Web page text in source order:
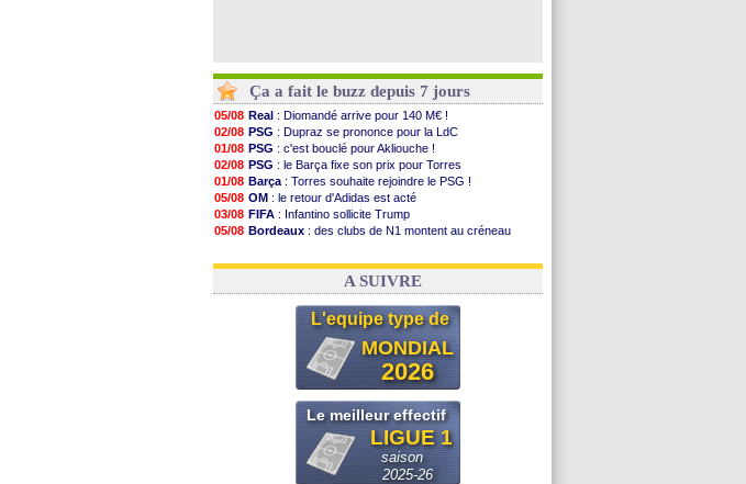
Ça a fait le buzz depuis 7 jours
05/08 Real : Diomandé arrive pour 140 M€ !
02/08 PSG : Dupraz se prononce pour la LdC
01/08 PSG : c'est bouclé pour Akliouche !
02/08 PSG : le Barça fixe son prix pour Torres
01/08 Barça : Torres souhaite rejoindre le PSG !
05/08 OM : le retour d'Adidas est acté
03/08 FIFA : Infantino sollicite Trump
05/08 Bordeaux : des clubs de N1 montent au créneau
03/08 Real: le démenti de Leipzig pour Diomandé
A SUIVRE
L'equipe type de
MONDIAL
2026
Le meilleur effectif
LIGUE 1
saison
2025-26